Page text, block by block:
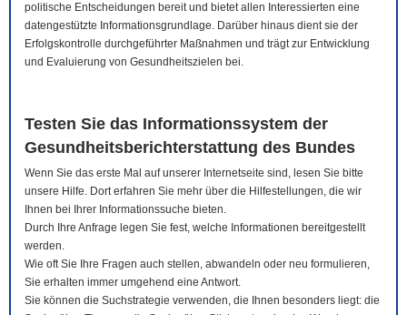
politische Entscheidungen bereit und bietet allen Interessierten eine
datengestützte Informationsgrundlage. Darüber hinaus dient sie der
Erfolgskontrolle durchgeführter Maßnahmen und trägt zur Entwicklung
und Evaluierung von Gesundheitszielen bei.
Testen Sie das Informationssystem der
Gesundheitsberichterstattung des Bundes
Wenn Sie das erste Mal auf unserer Internetseite sind, lesen Sie bitte
unsere Hilfe. Dort erfahren Sie mehr über die Hilfestellungen, die wir
Ihnen bei Ihrer Informationssuche bieten.
Durch Ihre Anfrage legen Sie fest, welche Informationen bereitgestellt
werden.
Wie oft Sie Ihre Fragen auch stellen, abwandeln oder neu formulieren,
Sie erhalten immer umgehend eine Antwort.
Sie können die Suchstrategie verwenden, die Ihnen besonders liegt: die